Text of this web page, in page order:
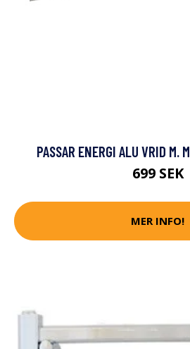
PASSAR ENERGI ALU VRID M.
699 SEK
MER INFO!